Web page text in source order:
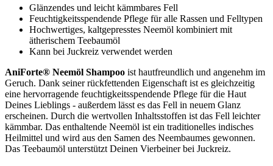
Glänzendes und leicht kämmbares Fell
Feuchtigkeitsspendende Pflege für alle Rassen und Felltypen
Hochwertiges, kaltgepresstes Neemöl kombiniert mit
ätherischem Teebaumöl
Kann bei Juckreiz verwendet werden
AniForte® Neemöl Shampoo ist hautfreundlich und angenehm im
Geruch. Dank seiner rückfettenden Eigenschaft ist es gleichzeitig
eine hervorragende feuchtigkeitsspendende Pflege für die Haut
Deines Lieblings - außerdem lässt es das Fell in neuem Glanz
erscheinen. Durch die wertvollen Inhaltsstoffen ist das Fell leichter
kämmbar. Das enthaltende Neemöl ist ein traditionelles indisches
Heilmittel und wird aus den Samen des Neembaumes gewonnen.
Das Teebaumöl unterstützt Deinen Vierbeiner bei Juckreiz.